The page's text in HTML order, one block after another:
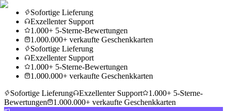
Sofortige Lieferung
Exzellenter Support
1.000+ 5-Sterne-Bewertungen
1.000.000+ verkaufte Geschenkkarten
Sofortige Lieferung
Exzellenter Support
1.000+ 5-Sterne-Bewertungen
1.000.000+ verkaufte Geschenkkarten
Sofortige Lieferung
Exzellenter Support
1.000+ 5-Sterne-
Bewertungen
1.000.000+ verkaufte Geschenkkarten